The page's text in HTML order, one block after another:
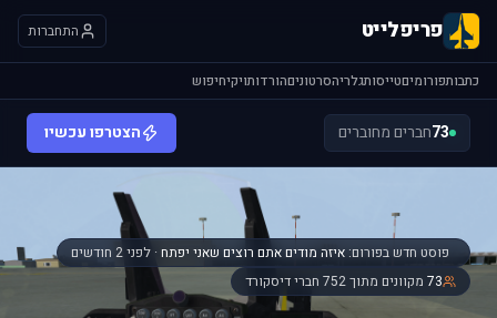
פריפלייט התחברות
כתבותפורומיםטייסותגלריהסרטוניםהורדותויקיחיפוש
73חברים מחוברים הצטרפו עכשיו
פוסט חדש בפורום:איזה מודים אתם רוצים שאני יפתח · לפני 2 חודשים
73 מקוונים מתוך 752 חברי דיסקורד